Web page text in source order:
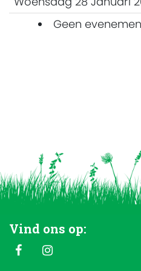
Geen
Vind ons op: